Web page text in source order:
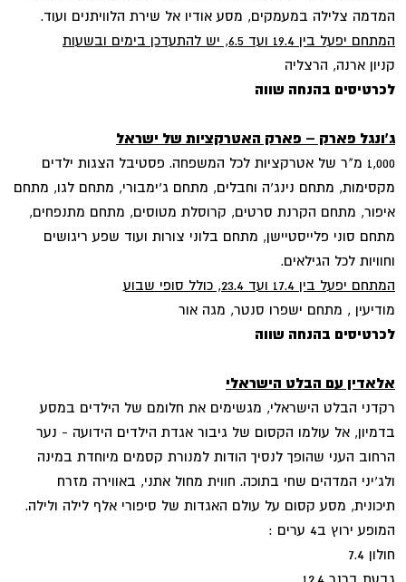
המדמה צלילה במעמקים, מסע אודיו אל שירת הלוויתנים ועוד.
המתחם יפעל בין 19.4 ועד 6.5, יש להתעדכן בימים ובשעות
קניון ארנה, הרצליה
לכרטיסים בהנחה שווה
ג'ונגל פארק – פארק האטרקציות של ישראל
1,000 מ"ר של אטרקציות לכל המשפחה. פסטיבל הצגות ילדים
מקסימות, מתחם נינג'ה וחבלים, מתחם ג'ימבורי, מתחם לגו, מתחם
איפור, מתחם הקרנת סרטים, קרוסלת מטוסים, מתחם מתנפחים,
מתחם סוני פלייסטיישן, מתחם בלוני צורות ועוד שפע ריגושים
וחוויות לכל הגילאים.
המתחם יפעל בין 17.4 ועד 23.4, כולל סופי שבוע
מודיעין , מתחם ישפרו סנטר, מגה אור
לכרטיסים בהנחה שווה
אלאדין עם הבלט הישראלי
רקדני הבלט הישראלי, מגשימים את חלומם של הילדים במסע
בדמיון, אל עולמו הקסום של גיבור אגדת הילדים הידועה - נער
הרחוב העני שהופך לנסיך הודות למנורת קסמים מיוחדת במינה
ולג'יני המדהים שחי בתוכה. חווית מחול אתני, באווירה מזרח
תיכונית, מסע קסום על עולם האגדות של סיפורי אלף לילה ולילה.
המופע ירוץ ב4 ערים :
חולון 7.4
גבעת ברנר 12.4